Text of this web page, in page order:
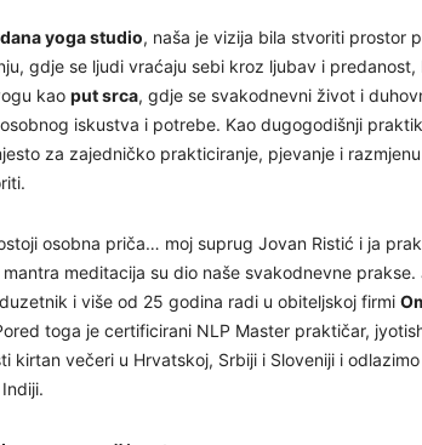
yoga studio, naša je vizija bila stvoriti prostor
gdje se ljudi vraćaju sebi kroz ljubav i predanost,
kao put srca, gdje se svakodnevni život i
iskustva i potrebe. Kao dugogodišnji
za zajedničko prakticiranje, pjevanje i
osobna priča… moj suprug Jovan Ristić i ja
meditacija su dio naše svakodnevne prakse.
i više od 25 godina radi u obiteljskoj firmi
toga je certificirani NLP Master praktičar,
kirtan večeri u Hrvatskoj, Srbiji i Sloveniji i